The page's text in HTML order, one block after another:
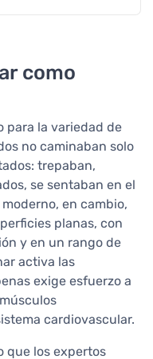
como
para la variedad de
no caminaban solo
trepaban,
se sentaban en el
en cambio,
planas, con
y en un rango de
activa las
exige esfuerzo a
cardiovascular.
que los expertos